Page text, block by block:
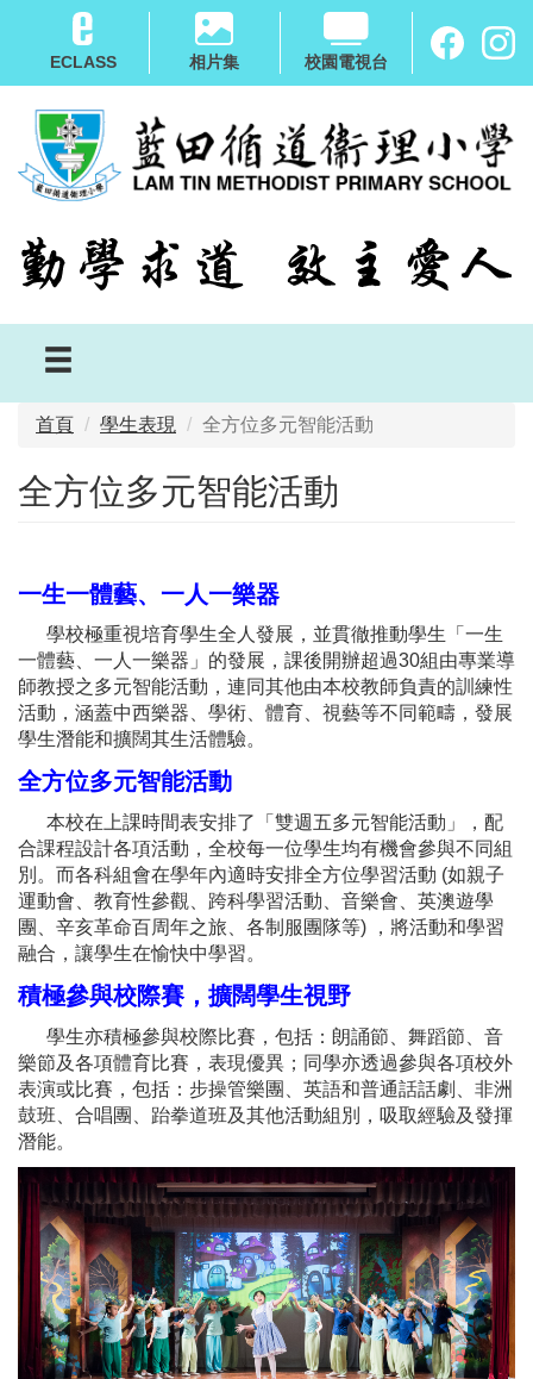
內
ECLASS 相片集 校園電視台
首頁 學生表現 全方位多元智能活動
全方位多元智能活動
一生一體藝、一人一樂器
學校極重視培育學生全人發展，並貫徹推動學生「一生
一體藝、一人一樂器」的發展，課後開辦超過30組由專業導
師教授之多元智能活動，連同其他由本校教師負責的訓練性
活動，涵蓋中西樂器、學術、體育、視藝等不同範疇，發展
學生潛能和擴闊其生活體驗。
全方位多元智能活動
本校在上課時間表安排了「雙週五多元智能活動」，配
合課程設計各項活動，全校每一位學生均有機會參與不同組
別。而各科組會在學年內適時安排全方位學習活動 (如親子
運動會、教育性參觀、跨科學習活動、音樂會、英澳遊學
團、辛亥革命百周年之旅、各制服團隊等) ，將活動和學習
融合，讓學生在愉快中學習。
積極參與校際賽，擴闊學生視野
學生亦積極參與校際比賽，包括：朗誦節、舞蹈節、音
樂節及各項體育比賽，表現優異；同學亦透過參與各項校外
表演或比賽，包括：步操管樂團、英語和普通話話劇、非洲
鼓班、合唱團、跆拳道班及其他活動組別，吸取經驗及發揮
潛能。